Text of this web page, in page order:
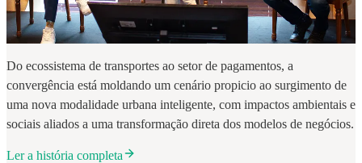
Do ecossistema de transportes ao setor de pagamentos, a
convergência está moldando um cenário propicio ao surgimento de
uma nova modalidade urbana inteligente, com impactos ambientais e
sociais aliados a uma transformação direta dos modelos de negócios.
Ler a história completa